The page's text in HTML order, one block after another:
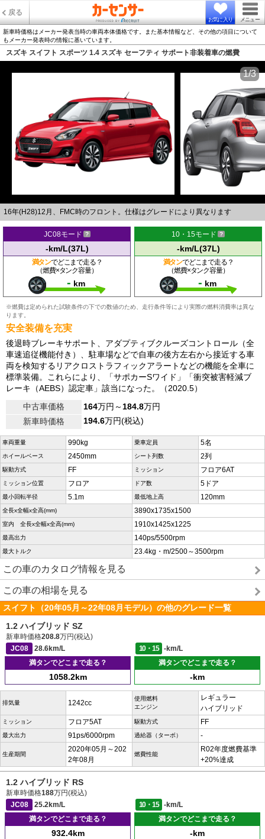
戻る
お気に入り メニュー
新車時価格はメーカー発表当時の車両本体価格です。また基本情報など、その他の項目について
もメーカー発表時の情報に基いています。
スズキ スイフト スポーツ 1.4 スズキ セーフティ サポート非装着車の燃費
16年(H28)12月、FMC時のフロント。仕様はグレードにより異なります
1/3
JC08モード
-km/L(37L)
満タンでどこまで走る？
（燃費×タンク容量）
- km
10・15モード
-km/L(37L)
満タンでどこまで走る？
（燃費×タンク容量）
- km
※燃費は定められた試験条件の下での数値のため、走行条件等により実際の燃料消費率は異な
ります。
安全装備を充実
後退時ブレーキサポート、アダプティブクルーズコントロール（全
車速追従機能付き）、駐車場などで自車の後方左右から接近する車
両を検知するリアクロストラフィックアラートなどの機能を全車に
標準装備。これらにより、「サポカーSワイド」「衝突被害軽減ブ
レーキ（AEBS）認定車」該当になった。（2020.5）
中古車価格
164万円～184.8万円
新車時価格
194.6万円(税込)
車両重量 990kg 乗車定員 5名
ホイールベース 2450mm シート列数 2列
駆動方式 FF ミッション フロア6AT
ミッション位置 フロア ドア数 5ドア
最小回転半径 5.1m 最低地上高 120mm
全長x全幅x全高(mm) 3890x1735x1500
室内 全長x全幅x全高(mm) 1910x1425x1225
最高出力 140ps/5500rpm
最大トルク 23.4kg・m/2500～3500rpm
この車のカタログ情報を見る
この車の相場を見る
スイフト（20年05月～22年08月モデル）の他のグレード一覧
1.2 ハイブリッド SZ
新車時価格208.8万円(税込)
JC08
28.6km/L 10・15
-km/L
満タンでどこまで走る？
1058.2km
満タンでどこまで走る？
-km
排気量 1242cc
使用燃料
エンジン
レギュラー
ハイブリッド
ミッション フロア5AT 駆動方式 FF
最大出力 91ps/6000rpm 過給器（ターボ） -
生産期間
2020年05月～202
2年08月
燃費性能
R02年度燃費基準
+20%達成
1.2 ハイブリッド RS
新車時価格188万円(税込)
JC08
25.2km/L 10・15
-km/L
満タンでどこまで走る？
932.4km
満タンでどこまで走る？
-km